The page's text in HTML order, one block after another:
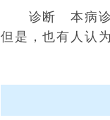
诊断 本病诊断
但是，也有人认